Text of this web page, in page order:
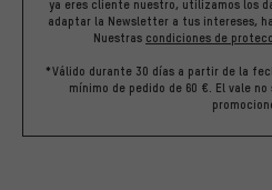
ya eres cliente nuestro, utilizamos los
adaptar la Newsletter a tus intereses,
Nuestras condiciones de
*Válido durante 30 días a partir de la
mínimo de pedido de 60 €. El vale